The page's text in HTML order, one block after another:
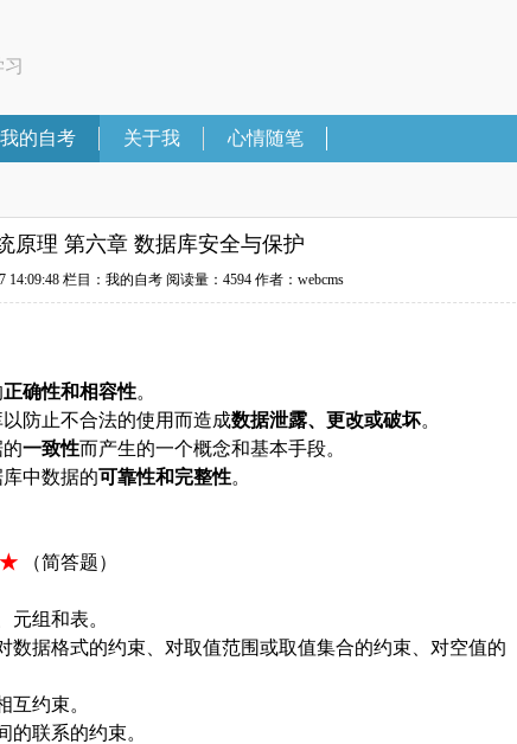
我的自考 关于我 心情随笔
原理 第六章 数据库安全与保护
14:09:48 栏目：我的自考 阅读量：4594 作者：webcms
正确性和相容性。
以防止不合法的使用而造成数据泄露、更改或破坏。
的一致性而产生的一个概念和基本手段。
库中数据的可靠性和完整性。
★
（简答题）
元组和表。
数据格式的约束、对取值范围或取值集合的约束、对空值的
互约束。
的联系的约束。